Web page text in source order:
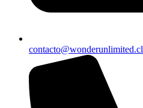
contacto@wonderunlimited.cl